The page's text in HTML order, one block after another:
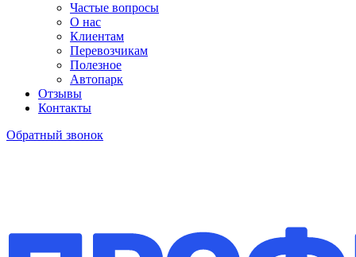
Частые вопросы
О нас
Клиентам
Перевозчикам
Полезное
Автопарк
Отзывы
Контакты
Обратный звонок